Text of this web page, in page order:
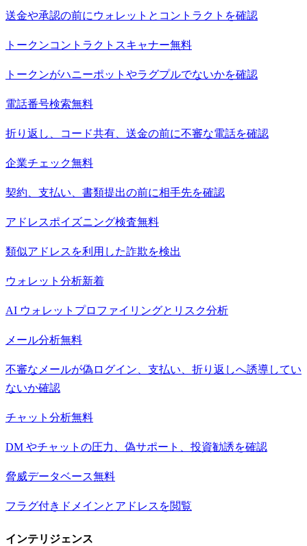
送金や承認の前にウォレットとコントラクトを確認
トークンコントラクトスキャナー無料
トークンがハニーポットやラグプルでないかを確認
電話番号検索無料
折り返し、コード共有、送金の前に不審な電話を確認
企業チェック無料
契約、支払い、書類提出の前に相手先を確認
アドレスポイズニング検査無料
類似アドレスを利用した詐欺を検出
ウォレット分析新着
AI ウォレットプロファイリングとリスク分析
メール分析無料
不審なメールが偽ログイン、支払い、折り返しへ誘導してい
ないか確認
チャット分析無料
DM やチャットの圧力、偽サポート、投資勧誘を確認
脅威データベース無料
フラグ付きドメインとアドレスを閲覧
インテリジェンス